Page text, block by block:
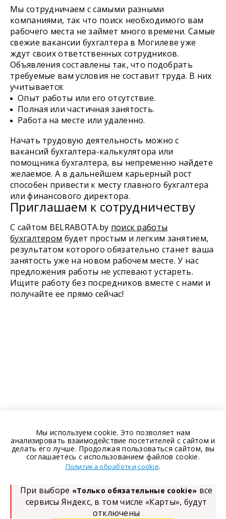
Мы сотрудничаем с самыми разными
компаниями, так что поиск необходимого вам
рабочего места не займет много времени. Самые
свежие вакансии бухгалтера в Могилеве уже
ждут своих ответственных сотрудников.
Объявления составлены так, что подобрать
требуемые вам условия не составит труда. В них
учитывается:
Опыт работы или его отсутствие.
Полная или частичная занятость.
Работа на месте или удаленно.
Начать трудовую деятельность можно с
вакансий бухгалтера-калькулятора или
помощника бухгалтера, вы непременно найдете
желаемое. А в дальнейшем карьерный рост
способен привести к месту главного бухгалтера
или финансового директора.
Приглашаем к сотрудничеству
С сайтом BELRABOTA.by поиск работы
бухгалтером будет простым и легким занятием,
результатом которого обязательно станет ваша
занятость уже на новом рабочем месте. У нас
предложения работы не успевают устареть.
Ищите работу без посредников вместе с нами и
получайте ее прямо сейчас!
Мы используем cookie. Это позволяет нам
анализировать взаимодействие посетителей с сайтом и
делать его лучше. Продолжая пользоваться сайтом, вы
соглашаетесь с использованием файлов cookie.
Политика обработки cookie.
При выборе «Только обязательные cookie» все
сервисы Яндекс, в том числе «Карты», будут
отключены